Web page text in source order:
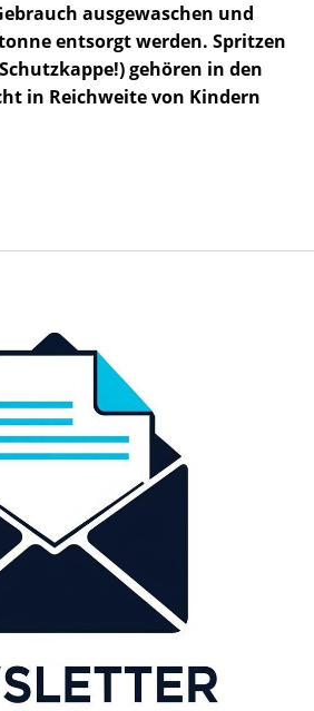
ausgewaschen und
entsorgt werden. Spritzen
gehören in den
in Reichweite von Kindern